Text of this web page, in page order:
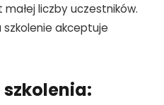
liczby uczestników.
szkolenie akceptuje